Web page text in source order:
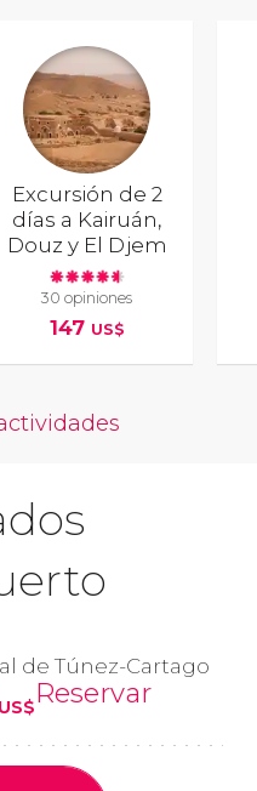
Excursión de 2
días a Kairuán,
Douz y El Djem
30 opiniones
147 US$
de Túnez-Cartago
US$Reservar